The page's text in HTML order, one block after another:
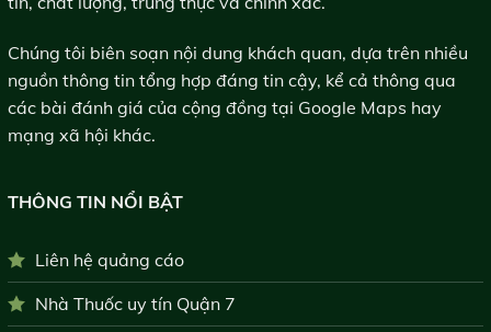
Chúng tôi biên soạn nội dung khách quan, dựa trên nhiều
nguồn thông tin tổng hợp đáng tin cậy, kể cả thông qua
các bài đánh giá của cộng đồng tại Google Maps hay
mạng xã hội khác.
THÔNG TIN NỔI BẬT
Liên hệ quảng cáo
Nhà Thuốc uy tín Quận 7